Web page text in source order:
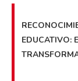
EDUCATIVO: